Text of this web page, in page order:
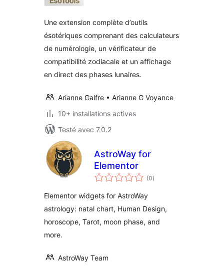
Une extension complète d’outils
ésotériques comprenant des calculateurs
de numérologie, un vérificateur de
compatibilité zodiacale et un affichage
en direct des phases lunaires.
Arianne Galfre • Arianne G Voyance
10+ installations actives
Testé avec 7.0.2
AstroWay for
Elementor
(0notes
en
)
Elementor widgets for AstroWay
astrology: natal chart, Human Design,
horoscope, Tarot, moon phase, and
more.
AstroWay Team